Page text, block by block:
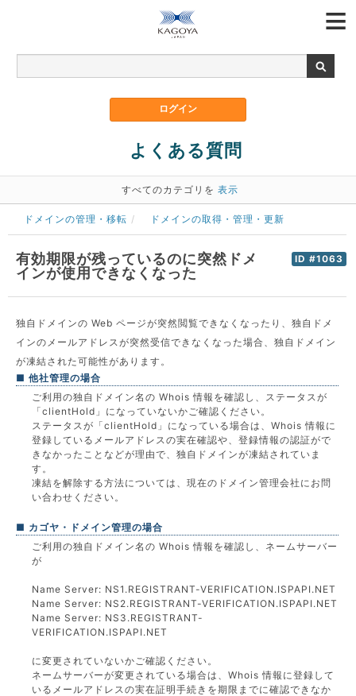
よくある質問
すべてのカテゴリを 表示
ドメインの管理・移転 ドメインの取得・管理・更新
ID #1063
有効期限が残っているのに突然ドメ
インが使用できなくなった
独自ドメインの Web ページが突然閲覧できなくなったり、独自ドメ
インのメールアドレスが突然受信できなくなった場合、独自ドメイン
が凍結された可能性があります。
■ 他社管理の場合
ご利用の独自ドメイン名の Whois 情報を確認し、ステータスが
「clientHold」になっていないかご確認ください。
ステータスが「clientHold」になっている場合は、Whois 情報に
登録しているメールアドレスの実在確認や、登録情報の認証がで
きなかったことなどが理由で、独自ドメインが凍結されていま
す。
凍結を解除する方法については、現在のドメイン管理会社にお問
い合わせください。
■ カゴヤ・ドメイン管理の場合
ご利用の独自ドメイン名の Whois 情報を確認し、ネームサーバー
が
Name Server: NS1.REGISTRANT-VERIFICATION.ISPAPI.NET
Name Server: NS2.REGISTRANT-VERIFICATION.ISPAPI.NET
Name Server: NS3.REGISTRANT-
VERIFICATION.ISPAPI.NET
に変更されていないかご確認ください。
ネームサーバーが変更されている場合は、Whois 情報に登録して
いるメールアドレスの実在証明手続きを期限までに確認できなか